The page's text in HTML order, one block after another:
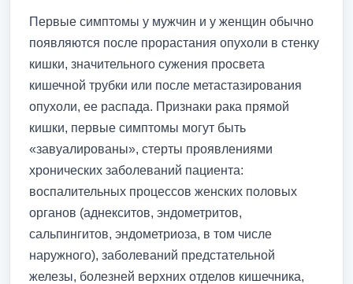
Первые симптомы у мужчин и у женщин обычно
появляются после прорастания опухоли в стенку
кишки, значительного сужения просвета
кишечной трубки или после метастазирования
опухоли, ее распада. Признаки рака прямой
кишки, первые симптомы могут быть
«завуалированы», стерты проявлениями
хронических заболеваний пациента:
воспалительных процессов женских половых
органов (аднекситов, эндометритов,
сальпингитов, эндометриоза, в том числе
наружного), заболеваний предстательной
железы, болезней верхних отделов кишечника,